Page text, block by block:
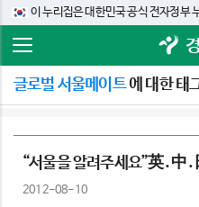
이 누리집은 대한민국 공식 전자정부
글로벌 서울메이트에 대한 태
“서울을 알려주세요”英․中
2012-08-10